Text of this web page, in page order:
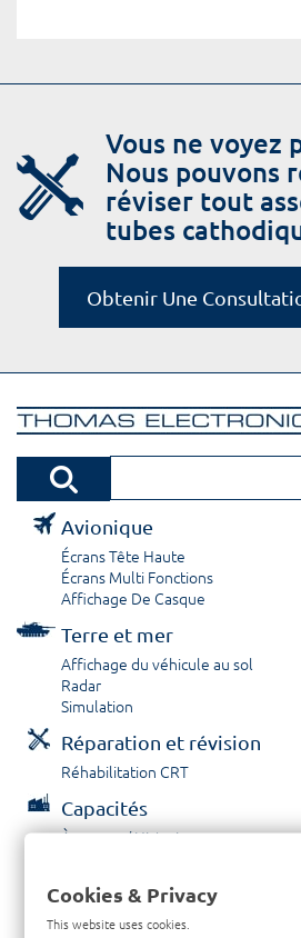
Vous ne voyez
Nous pouvons
réviser tout
tubes
Obtenir Une
Avionique
Écrans Tête Haute
Écrans Multi Fonctions
Affichage De Casque
Terre et mer
Affichage du véhicule au sol
Radar
Simulation
Réparation et révision
Réhabilitation CRT
Capacités
À propos / Historique
Contactez nous
Cookies & Privacy
This website uses cookies.